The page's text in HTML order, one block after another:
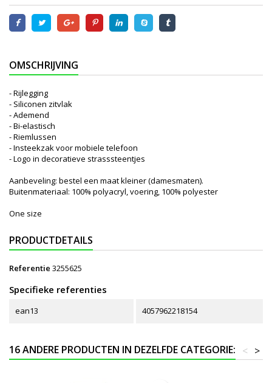
OMSCHRIJVING
- Rijlegging
- Siliconen zitvlak
- Ademend
- Bi-elastisch
- Riemlussen
- Insteekzak voor mobiele telefoon
- Logo in decoratieve strasssteentjes
Aanbeveling: bestel een maat kleiner (damesmaten).
Buitenmateriaal: 100% polyacryl, voering, 100% polyester
One size
PRODUCTDETAILS
Referentie 3255625
Specifieke referenties
ean13 4057962218154
16 ANDERE PRODUCTEN IN DEZELFDE CATEGORIE: >
<